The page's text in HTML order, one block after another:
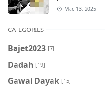
Mac 13, 2025
CATEGORIES
Bajet2023 [7]
Dadah [19]
Gawai Dayak [15]